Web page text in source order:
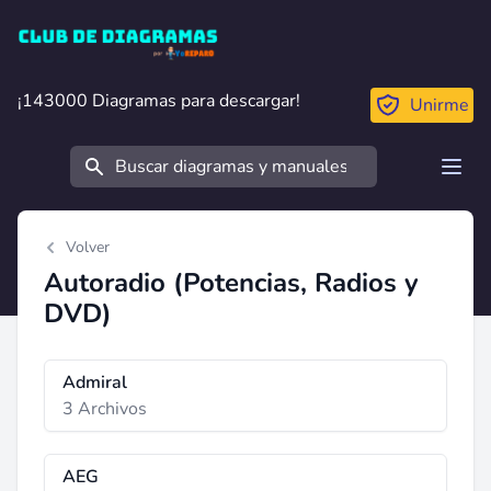
Club de Diagramas
¡143000 Diagramas para descargar!
¡143000 Diagramas para descargar! Unirme
Buscar
Volver
Autoradio (Potencias, Radios y
DVD)
Admiral
3 Archivos
AEG